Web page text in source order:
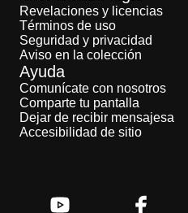
Revelaciones y licencias
Términos de uso
Seguridad y privacidad
Aviso en la colección
Ayuda
Comunícate con nosotros
Comparte tu pantalla
Dejar de recibir mensajesa
Accesibilidad de sitio